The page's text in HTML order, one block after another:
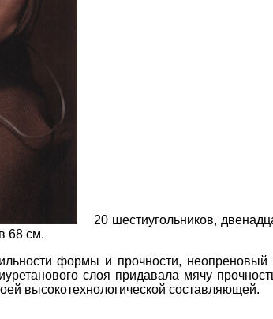
20 шестиугольников,
68 см.
формы и прочности, неопреновый
слоя придавала мячу
высокотехнологической составляющей.